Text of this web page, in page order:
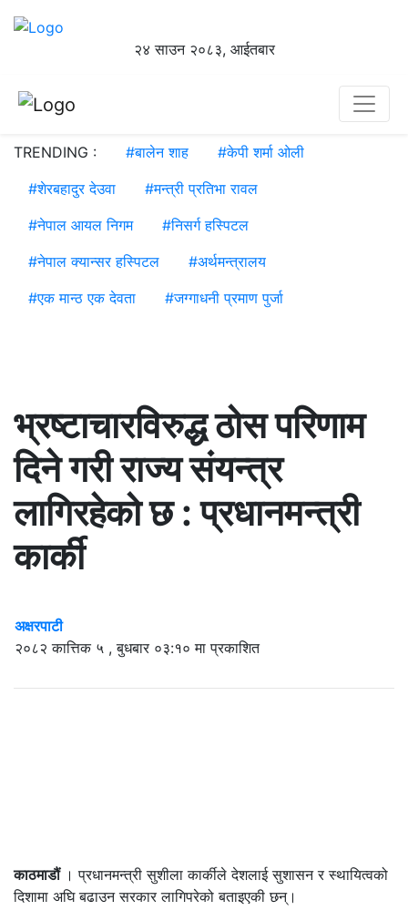
२४ साउन २०८३, आईतबार
TRENDING : #बालेन शाह #केपी शर्मा ओली
#शेरबहादुर देउवा #मन्त्री प्रतिभा रावल
#नेपाल आयल निगम #निसर्ग हस्पिटल
#नेपाल क्यान्सर हस्पिटल #अर्थमन्त्रालय
#एक मान्ठ एक देवता #जग्गाधनी प्रमाण पुर्जा
भ्रष्टाचारविरुद्ध ठोस परिणाम
दिने गरी राज्य संयन्त्र
लागिरहेको छ : प्रधानमन्त्री
कार्की
अक्षरपाटी
२०८२ कात्तिक ५ , बुधबार ०३:१० मा प्रकाशित
काठमाडौं । प्रधानमन्त्री सुशीला कार्कीले देशलाई सुशासन र स्थायित्वको
दिशामा अघि बढाउन सरकार लागिपरेको बताइएकी छन्।